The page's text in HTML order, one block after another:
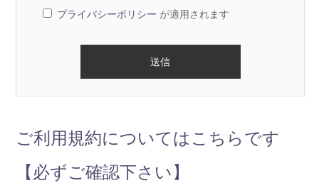
プライバシーポリシー が適用されます
ご利用規約についてはこちらです
【必ずご確認下さい】